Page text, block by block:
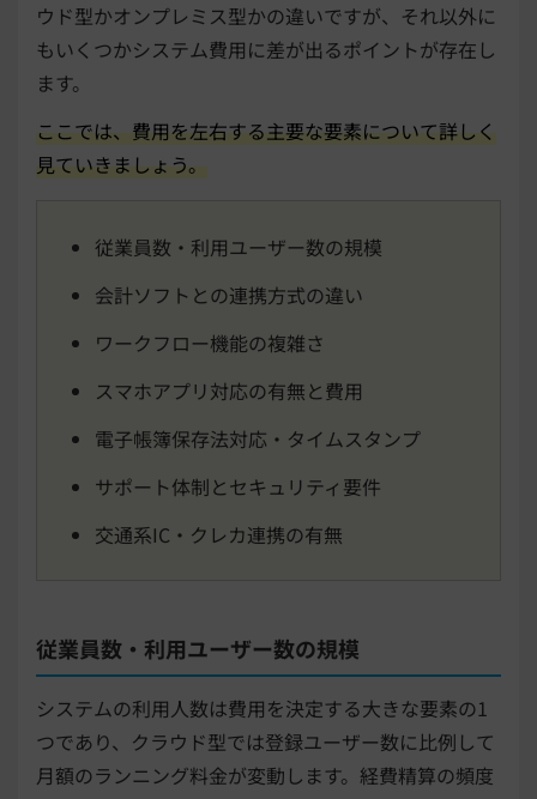
ウド型かオンプレミス型かの違いですが、それ以外に
もいくつかシステム費用に差が出るポイントが存在し
ます。
ここでは、費用を左右する主要な要素について詳しく
見ていきましょう。
従業員数・利用ユーザー数の規模
会計ソフトとの連携方式の違い
ワークフロー機能の複雑さ
スマホアプリ対応の有無と費用
電子帳簿保存法対応・タイムスタンプ
サポート体制とセキュリティ要件
交通系IC・クレカ連携の有無
従業員数・利用ユーザー数の規模
システムの利用人数は費用を決定する大きな要素の1
つであり、クラウド型では登録ユーザー数に比例して
月額のランニング料金が変動します。経費精算の頻度